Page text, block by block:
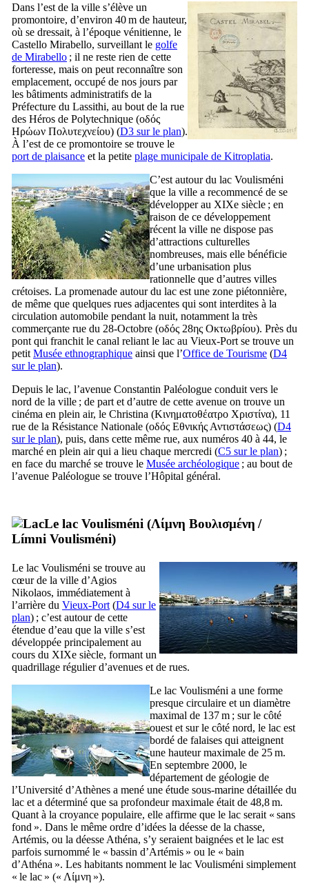
Dans l’est de la ville s’élève un
promontoire, d’environ 40 m de hauteur,
où se dressait, à l’époque vénitienne, le
Castello Mirabello, surveillant le golfe
de Mirabello ; il ne reste rien de cette
forteresse, mais on peut reconnaître son
emplacement, occupé de nos jours par
les bâtiments administratifs de la
Préfecture du Lassithi, au bout de la rue
des Héros de Polytechnique (οδός
Ηρώων Πολυτεχνείου) (D3 sur le plan).
À l’est de ce promontoire se trouve le
port de plaisance et la petite plage municipale de Kitroplatia.
C’est autour du lac Voulisméni
que la ville a recommencé de se
développer au XIXe siècle ; en
raison de ce développement
récent la ville ne dispose pas
d’attractions culturelles
nombreuses, mais elle bénéficie
d’une urbanisation plus
rationnelle que d’autres villes
crétoises. La promenade autour du lac est une zone piétonnière,
de même que quelques rues adjacentes qui sont interdites à la
circulation automobile pendant la nuit, notamment la très
commerçante rue du 28-Octobre (οδός 28ης Οκτωβρίου). Près du
pont qui franchit le canal reliant le lac au Vieux-Port se trouve un
petit Musée ethnographique ainsi que l’Office de Tourisme (D4
sur le plan).
Depuis le lac, l’avenue Constantin Paléologue conduit vers le
nord de la ville ; de part et d’autre de cette avenue on trouve un
cinéma en plein air, le Christina (Κινηματοθέατρο Χριστίνα), 11
rue de la Résistance Nationale (οδός Εθνικής Αντιστάσεως) (D4
sur le plan), puis, dans cette même rue, aux numéros 40 à 44, le
marché en plein air qui a lieu chaque mercredi (C5 sur le plan) ;
en face du marché se trouve le Musée archéologique ; au bout de
l’avenue Paléologue se trouve l’Hôpital général.
Le lac Voulisméni (Λίμνη Βουλισμένη /
Límni Voulisméni)
Le lac Voulisméni se trouve au
cœur de la ville d’Agios
Nikolaos, immédiatement à
l’arrière du Vieux-Port (D4 sur le
plan) ; c’est autour de cette
étendue d’eau que la ville s’est
développée principalement au
cours du XIXe siècle, formant un
quadrillage régulier d’avenues et de rues.
Le lac Voulisméni a une forme
presque circulaire et un diamètre
maximal de 137 m ; sur le côté
ouest et sur le côté nord, le lac est
bordé de falaises qui atteignent
une hauteur maximale de 25 m.
En septembre 2000, le
département de géologie de
l’Université d’Athènes a mené une étude sous-marine détaillée du
lac et a déterminé que sa profondeur maximale était de 48,8 m.
Quant à la croyance populaire, elle affirme que le lac serait « sans
fond ». Dans le même ordre d’idées la déesse de la chasse,
Artémis, ou la déesse Athéna, s’y seraient baignées et le lac est
parfois surnommé le « bassin d’Artémis » ou le « bain
d’Athéna ». Les habitants nomment le lac Voulisméni simplement
« le lac » (« Λίμνη »).